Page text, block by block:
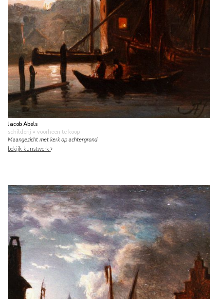
Jacob Abels
schilderij • voorheen te koop
Maangezicht met kerk op achtergrond
bekijk kunstwerk